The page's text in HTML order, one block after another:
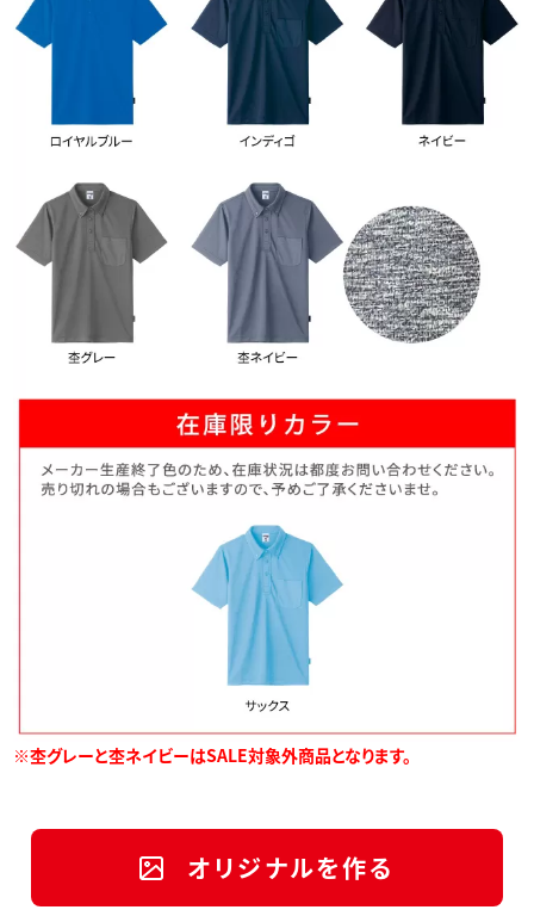
※杢グレーと杢ネイビーはSALE対象外商品となります。
オリジナルを作る